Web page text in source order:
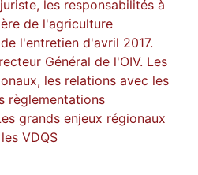
les responsabilités à
de l'agriculture
l'entretien d'avril 2017.
Général de l'OIV. Les
les relations avec les
règlementations
grands enjeux régionaux
VDQS